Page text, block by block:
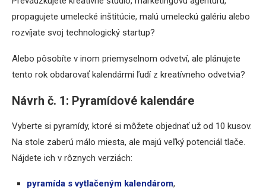
propagujete umelecké inštitúcie, malú umeleckú galériu alebo
rozvíjate svoj technologický startup?
Alebo pôsobíte v inom priemyselnom odvetví, ale plánujete
tento rok obdarovať kalendármi ľudí z kreatívneho odvetvia?
Návrh č. 1: Pyramídové kalendáre
Vyberte si pyramídy, ktoré si môžete objednať už od 10 kusov.
Na stole zaberú málo miesta, ale majú veľký potenciál tlače.
Nájdete ich v rôznych verziách:
pyramída s vytlačeným kalendárom,